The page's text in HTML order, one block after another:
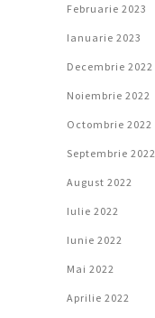
Februarie 2023
Ianuarie 2023
Decembrie 2022
Noiembrie 2022
Octombrie 2022
Septembrie 2022
August 2022
Iulie 2022
Iunie 2022
Mai 2022
Aprilie 2022